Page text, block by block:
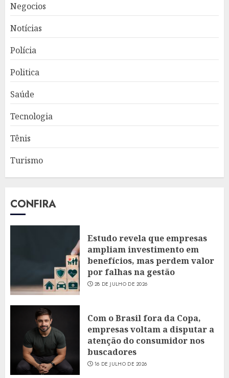
Negocios
Notícias
Polícia
Politica
Saúde
Tecnologia
Tênis
Turismo
CONFIRA
Estudo revela que empresas
ampliam investimento em
benefícios, mas perdem valor
por falhas na gestão
28 DE JULHO DE 2026
Com o Brasil fora da Copa,
empresas voltam a disputar a
atenção do consumidor nos
buscadores
16 DE JULHO DE 2026